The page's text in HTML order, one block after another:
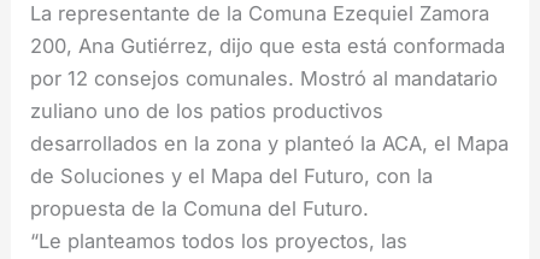
La representante de la Comuna Ezequiel Zamora
200, Ana Gutiérrez, dijo que esta está conformada
por 12 consejos comunales. Mostró al mandatario
zuliano uno de los patios productivos
desarrollados en la zona y planteó la ACA, el Mapa
de Soluciones y el Mapa del Futuro, con la
propuesta de la Comuna del Futuro.
“Le planteamos todos los proyectos, las